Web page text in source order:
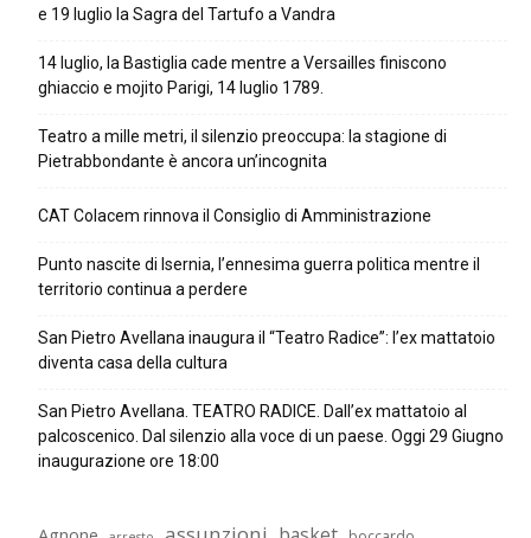
e 19 luglio la Sagra del Tartufo a Vandra
14 luglio, la Bastiglia cade mentre a Versailles finiscono
ghiaccio e mojito Parigi, 14 luglio 1789.
Teatro a mille metri, il silenzio preoccupa: la stagione di
Pietrabbondante è ancora un’incognita
CAT Colacem rinnova il Consiglio di Amministrazione
Punto nascite di Isernia, l’ennesima guerra politica mentre il
territorio continua a perdere
San Pietro Avellana inaugura il “Teatro Radice”: l’ex mattatoio
diventa casa della cultura
San Pietro Avellana. TEATRO RADICE. Dall’ex mattatoio al
palcoscenico. Dal silenzio alla voce di un paese. Oggi 29 Giugno
inaugurazione ore 18:00